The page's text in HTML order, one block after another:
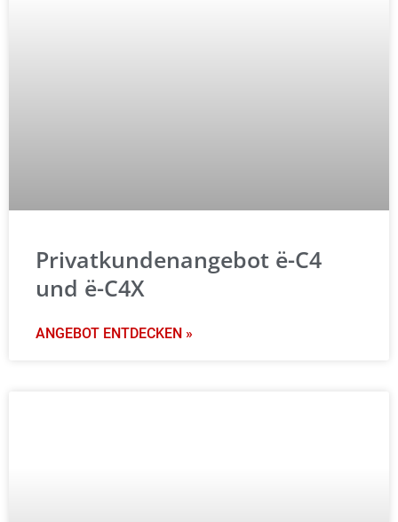
Privatkundenangebot ë-C4
und ë-C4X
ANGEBOT ENTDECKEN »